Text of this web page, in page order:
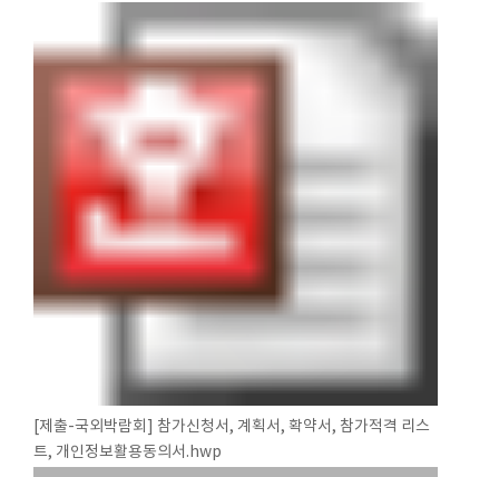
[제출-국외박람회] 참가신청서, 계획서, 확약서, 참가적격 리스
트, 개인정보활용동의서.hwp